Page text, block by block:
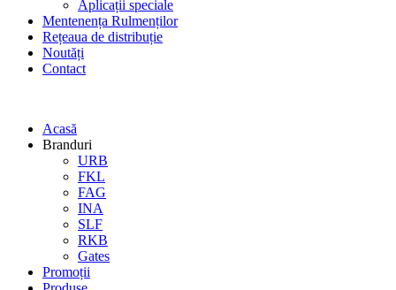
Aplicații speciale
Mentenența Rulmenților
Rețeaua de distribuție
Noutăți
Contact
Acasă
Branduri
URB
FKL
FAG
INA
SLF
RKB
Gates
Promoții